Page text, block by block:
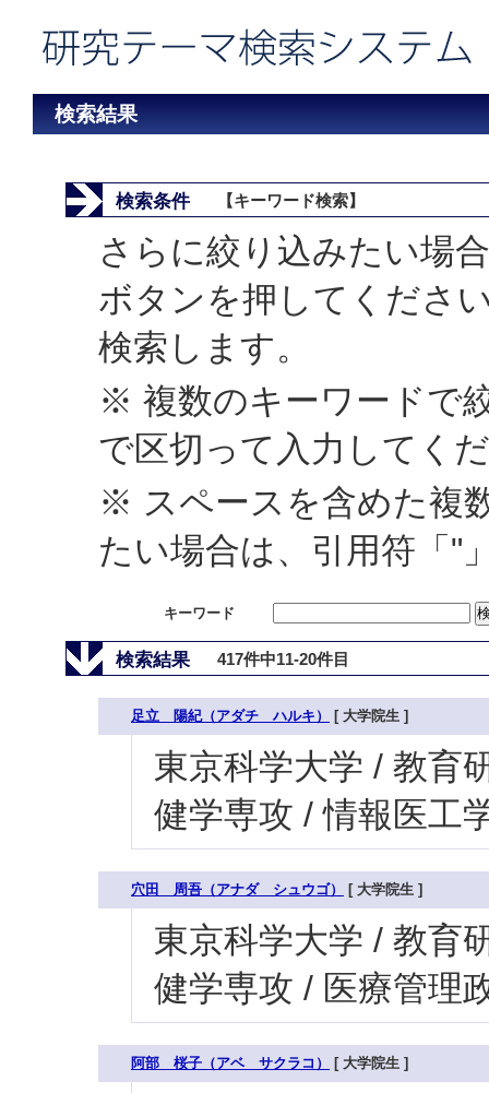
検索結果
検索条件 【キーワード検索】
さらに絞り込みたい場
ボタンを押してくださ
検索します。
※ 複数のキーワードで
で区切って入力してく
※ スペースを含めた複
たい場合は、引用符「"
キーワード
検索結果 417件中11-20件目
足立 陽紀（アダチ ハルキ） [ 大学院生 ]
東京科学大学 / 教育
健学専攻 / 情報医工
穴田 周吾（アナダ シュウゴ） [ 大学院生 ]
東京科学大学 / 教育
健学専攻 / 医療管理
阿部 桜子（アベ サクラコ） [ 大学院生 ]